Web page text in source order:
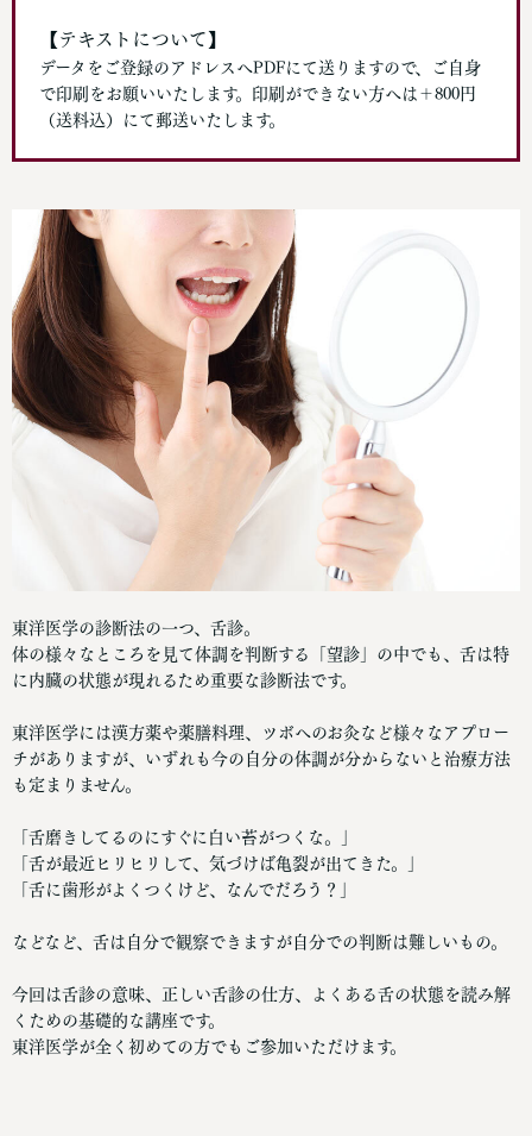
【テキストについて】
データをご登録のアドレスへPDFにて送りますので、ご自身
で印刷をお願いいたします。印刷ができない方へは＋800円
（送料込）にて郵送いたします。
東洋医学の診断法の一つ、舌診。
体の様々なところを見て体調を判断する「望診」の中でも、舌は特
に内臓の状態が現れるため重要な診断法です。
東洋医学には漢方薬や薬膳料理、ツボへのお灸など様々なアプロー
チがありますが、いずれも今の自分の体調が分からないと治療方法
も定まりません。
「舌磨きしてるのにすぐに白い苔がつくな。」
「舌が最近ヒリヒリして、気づけば亀裂が出てきた。」
「舌に歯形がよくつくけど、なんでだろう？」
などなど、舌は自分で観察できますが自分での判断は難しいもの。
今回は舌診の意味、正しい舌診の仕方、よくある舌の状態を読み解
くための基礎的な講座です。
東洋医学が全く初めての方でもご参加いただけます。